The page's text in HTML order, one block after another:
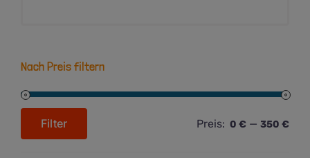
Nach Preis filtern
Max.
Filter Preis: 0 € — 350 €